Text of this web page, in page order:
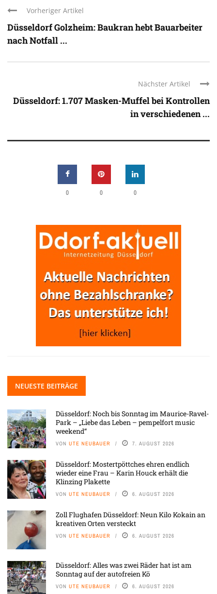
Vorheriger Artikel
Düsseldorf Golzheim: Baukran hebt Bauarbeiter
nach Notfall ...
Nächster Artikel
Düsseldorf: 1.707 Masken-Muffel bei Kontrollen
in verschiedenen ...
0 0 0
NEUESTE BEITRÄGE
Düsseldorf: Noch bis Sonntag im Maurice-Ravel-
Park – „Liebe das Leben – pempelfort music
weekend“
VON UTE NEUBAUER 7. AUGUST 2026
Düsseldorf: Mostertpöttches ehren endlich
wieder eine Frau – Karin Houck erhält die
Klinzing Plakette
VON UTE NEUBAUER 6. AUGUST 2026
Zoll Flughafen Düsseldorf: Neun Kilo Kokain an
kreativen Orten versteckt
VON UTE NEUBAUER 6. AUGUST 2026
Düsseldorf: Alles was zwei Räder hat ist am
Sonntag auf der autofreien Kö
VON UTE NEUBAUER 6. AUGUST 2026